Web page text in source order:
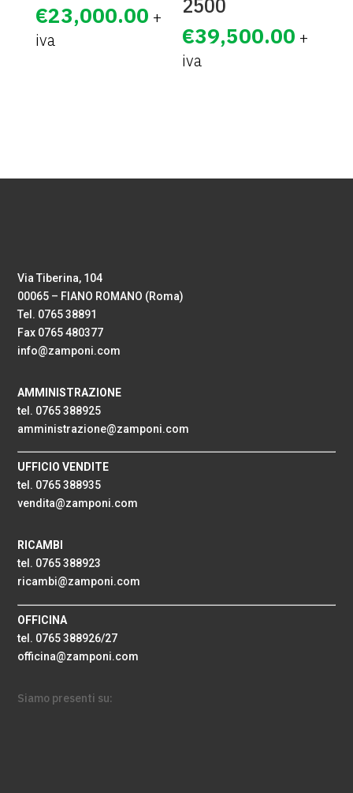
€23,000.00
€39,500.00
Via Tiberina, 104
00065 – FIANO ROMANO (Roma)
Tel. 0765 38891
Fax 0765 480377
info@zamponi.com
AMMINISTRAZIONE
tel. 0765 388925
amministrazione@zamponi.com
UFFICIO VENDITE
tel. 0765 388935
vendita@zamponi.com
RICAMBI
tel. 0765 388923
ricambi@zamponi.com
OFFICINA
tel. 0765 388926/27
officina@zamponi.com
Siamo presenti su: